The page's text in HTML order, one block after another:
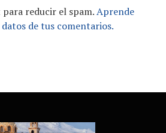
reducir el spam.Aprende
de tus comentarios.